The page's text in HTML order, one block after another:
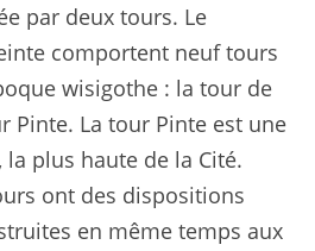
par deux tours. Le
comportent neuf tours
wisigothe : la tour de
Pinte. La tour Pinte est une
plus haute de la Cité.
ont des dispositions
en même temps aux